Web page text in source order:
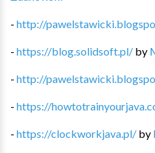
- http://
- https://blog.solidsoft.pl/ by
- http://
- https://
- https://clockworkjava.pl/ by